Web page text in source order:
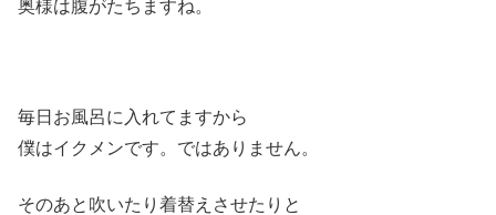
奥様は腹がたちますね。
毎日お風呂に入れてますから
僕はイクメンです。ではありません。
そのあと吹いたり着替えさせたりと